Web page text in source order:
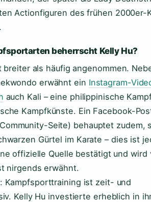
Actionfiguren des frühen 2000er-
beherrscht Kelly Hu?
breiter als häufig angenommen.
erwähnt ein Instagram-
auch Kali – eine philippinische
Kampfkünste. Ein Facebook-
Seite) behauptet zudem,
Gürtel im Karate – dies ist
offizielle Quelle bestätigt und wird
nirgends erwähnt.
Kampfsporttraining ist zeit- und
Kelly Hu investierte erheblich in